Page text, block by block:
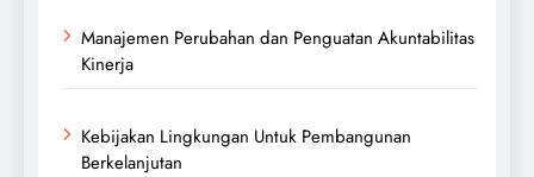
Manajemen Perubahan dan Penguatan Akuntabilitas
Kinerja
Kebijakan Lingkungan Untuk Pembangunan
Berkelanjutan